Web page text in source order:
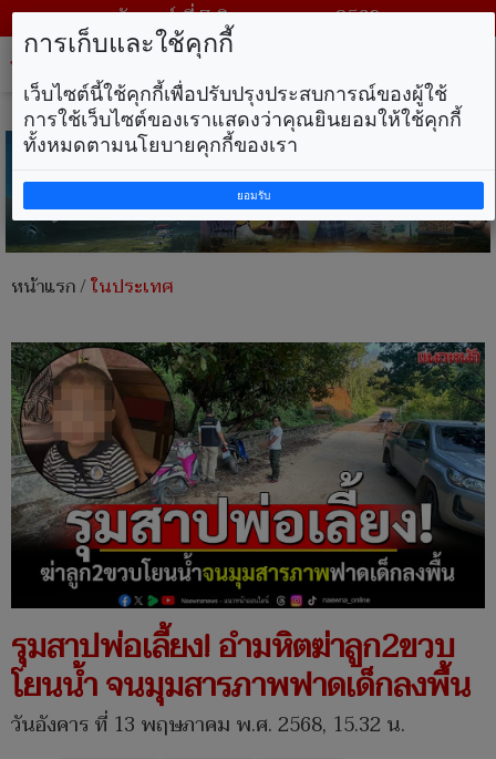
วันศุกร์ ที่ 7 สิงหาคม พ.ศ. 2569
หน้าแรก/ในประเทศ
รุมสาปพ่อเลี้ยง! อํามหิตฆ่าลูก2ขวบ
โยนน้ำ จนมุมสารภาพฟาดเด็กลงพื้น
วันอังคาร ที่ 13 พฤษภาคม พ.ศ. 2568, 15.32 น.
การเก็บและใช้คุกกี้
เว็บไซต์นี้ใช้คุกกี้เพื่อปรับปรุงประสบการณ์ของผู้ใช้
การใช้เว็บไซต์ของเราแสดงว่าคุณยินยอมให้ใช้คุกกี้
ทั้งหมดตามนโยบายคุกกี้ของเรา
ยอมรับ